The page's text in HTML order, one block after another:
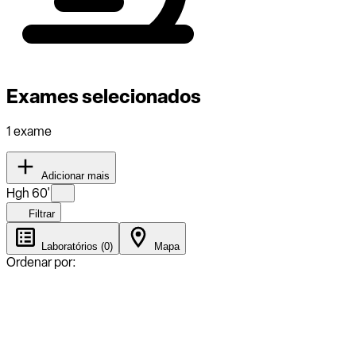
Exames selecionados
1 exame
Adicionar mais
Hgh 60'
Filtrar
Laboratórios (0) Mapa
Ordenar por: